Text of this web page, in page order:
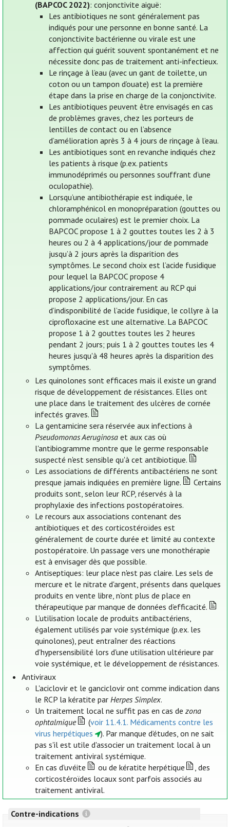
(BAPCOC 2022): conjonctivite aiguë:
Les antibiotiques ne sont généralement pas
indiqués pour une personne en bonne santé. La
conjonctivite bactérienne ou virale est une
affection qui guérit souvent spontanément et ne
nécessite donc pas de traitement anti-infectieux.
Le rinçage à l’eau (avec un gant de toilette, un
coton ou un tampon d’ouate) est la première
étape dans la prise en charge de la conjonctivite.
Les antibiotiques peuvent être envisagés en cas
de problèmes graves, chez les porteurs de
lentilles de contact ou en l’absence
d’amélioration après 3 à 4 jours de rinçage à l’eau.
Les antibiotiques sont en revanche indiqués chez
les patients à risque (p.ex. patients
immunodéprimés ou personnes souffrant d’une
oculopathie).
Lorsqu’une antibiothérapie est indiquée, le
chloramphénicol en monopréparation (gouttes ou
pommade oculaires) est le premier choix. La
BAPCOC propose 1 à 2 gouttes toutes les 2 à 3
heures ou 2 à 4 applications/jour de pommade
jusqu’à 2 jours après la disparition des
symptômes. Le second choix est l’acide fusidique
pour lequel la BAPCOC propose 4
applications/jour contrairement au RCP qui
propose 2 applications/jour. En cas
d’indisponibilité de l’acide fusidique, le collyre à la
ciprofloxacine est une alternative. La BAPCOC
propose 1 à 2 gouttes toutes les 2 heures
pendant 2 jours; puis 1 à 2 gouttes toutes les 4
heures jusqu'à 48 heures après la disparition des
symptômes.
Les quinolones sont efficaces mais il existe un grand
risque de développement de résistances. Elles ont
une place dans le traitement des ulcères de cornée
infectés graves.
La gentamicine sera réservée aux infections à
Pseudomonas Aeruginosa et aux cas où
l'antibiogramme montre que le germe responsable
suspecté n'est sensible qu'à cet antibiotique.
Les associations de différents antibactériens ne sont
presque jamais indiquées en première ligne.
Certains
produits sont, selon leur RCP, réservés à la
prophylaxie des infections postopératoires.
Le recours aux associations contenant des
antibiotiques et des corticostéroïdes est
généralement de courte durée et limité au contexte
postopératoire. Un passage vers une monothérapie
est à envisager dès que possible.
Antiseptiques: leur place n'est pas claire. Les sels de
mercure et le nitrate d'argent, présents dans quelques
produits en vente libre, n'ont plus de place en
thérapeutique par manque de données d’efficacité.
L’utilisation locale de produits antibactériens,
également utilisés par voie systémique (p.ex. les
quinolones), peut entraîner des réactions
d'hypersensibilité lors d'une utilisation ultérieure par
voie systémique, et le développement de résistances.
Antiviraux
L'aciclovir et le ganciclovir ont comme indication dans
le RCP la kératite parHerpes Simplex.
Un traitement local ne suffit pas en cas dezona
ophtalmique
(voir 11.4.1. Médicaments contre les
virus herpétiques
). Par manque d’études, on ne sait
pas s'il est utile d'associer un traitement local à un
traitement antiviral systémique.
En cas d'uvéite
ou de kératite herpétique
, des
corticostéroïdes locaux sont parfois associés au
traitement antiviral.
Contre-indications